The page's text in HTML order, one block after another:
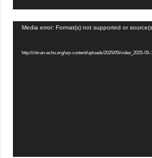
Media error: Format(s) not supported or